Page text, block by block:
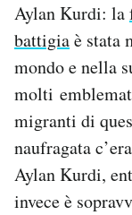
Regala il Post
Hai bisogno
Esci
Aylan Kurdi: la
battigiaè stata
mondo e nella
molti
migranti di
naufragata
Aylan Kurdi,
invece è